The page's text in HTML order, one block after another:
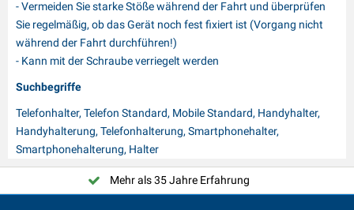
- Vermeiden Sie starke Stöße während der Fahrt und überprüfen
Sie regelmäßig, ob das Gerät noch fest fixiert ist (Vorgang nicht
während der Fahrt durchführen!)
- Kann mit der Schraube verriegelt werden
Suchbegriffe
Telefonhalter, Telefon Standard, Mobile Standard, Handyhalter,
Handyhalterung, Telefonhalterung, Smartphonehalter,
Smartphonehalterung, Halter
Mehr als 35 Jahre Erfahrung